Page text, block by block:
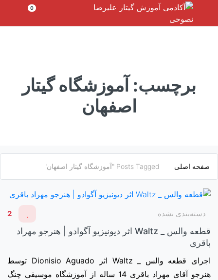
محتوا
0
برچسب: آموزشگاه گیتار
اصفهان
صفحه اصلی Posts Tagged "آموزشگاه گیتار اصفهان"
دسته‌بندی نشده 2
قطعه والس _ Waltz اثر دیونیزیو آگوادو | هنرجو مهراد
باقری
اجرای قطعه والس _ Waltz اثر Dionisio Aguado توسط
هنرجو آقای مهراد باقری 14 ساله از آموزشگاه موسیقی چنگ